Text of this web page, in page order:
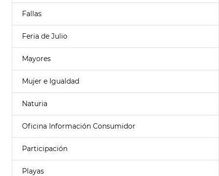
Fallas
Feria de Julio
Mayores
Mujer e Igualdad
Naturia
Oficina Información Consumidor
Participación
Playas